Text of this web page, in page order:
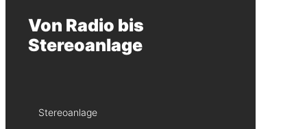
Von Radio bis
Stereoanlage
Stereoanlage